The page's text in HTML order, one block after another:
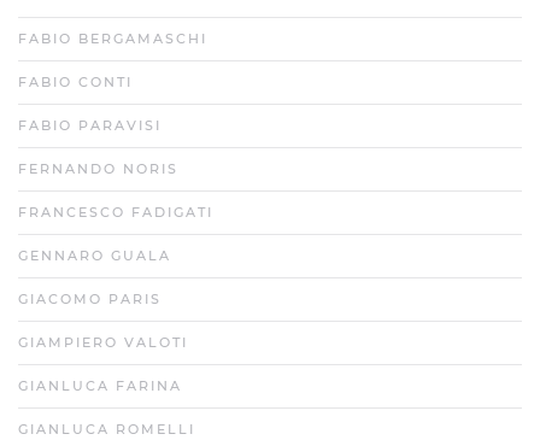
FABIO BERGAMASCHI
FABIO CONTI
FABIO PARAVISI
FERNANDO NORIS
FRANCESCO FADIGATI
GENNARO GUALA
GIACOMO PARIS
GIAMPIERO VALOTI
GIANLUCA FARINA
GIANLUCA ROMELLI